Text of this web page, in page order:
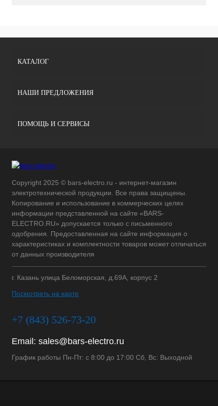
КАТАЛОГ
НАШИ ПРЕДЛОЖЕНИЯ
ПОМОЩЬ И СЕРВИСЫ
Copyright 2025 © bars-electro.ru - интернет-магазин
электротехнической продукции. Все права защищены.
Копирование и использование в коммерческих целях
информации представленной на сайте «BARS-
ELECTRO.RU» допускается только с письменного
одобрения. Предоставленная на сайте информация о
характеристиках и комплектности товаров может отличаться
от данных производителя
г. Казань улица Беломорская, д.69А, корпус 2
Посмотреть на карте
+7 (843) 526-73-20
Email: sales@bars-electro.ru
График работы Пн-Пт: с 8:00 до 17:00 Сб, Вс: Выходной